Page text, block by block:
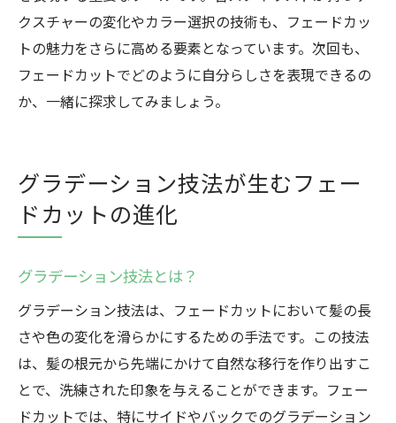
クスチャーの変化やカラー選択の技術も、フェードカッ
トの魅力をさらに高める要素となっています。次回も、
フェードカットでどのように自分らしさを表現できるの
か、一緒に探求してみましょう。
グラデーション技法が生むフェー
ドカットの進化
グラデーション技法とは？
グラデーション技法は、フェードカットにおいて髪の長
さや色の変化を滑らかにするための手法です。この技法
は、髪の根元から先端にかけて自然な移行を作り出すこ
とで、洗練された印象を与えることができます。フェー
ドカットでは、特にサイドやバックでのグラデーション